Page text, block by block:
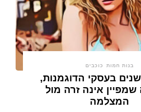
בנות חמות כוכבים
בעסקי הדוגמנות,
אינה זרה מול
המצלמה